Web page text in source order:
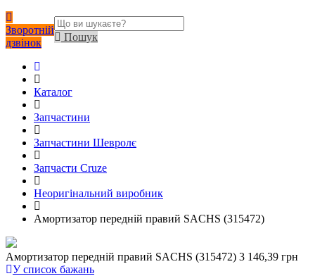
Зворотній
дзвінок
Пошук
Каталог
Запчастини
Запчастини Шевролє
Запчасти Cruze
Неоригінальний виробник
Амортизатор передній правий SACHS (315472)
Амортизатор передній правий SACHS (315472) 3 146,39 грн
У список бажань